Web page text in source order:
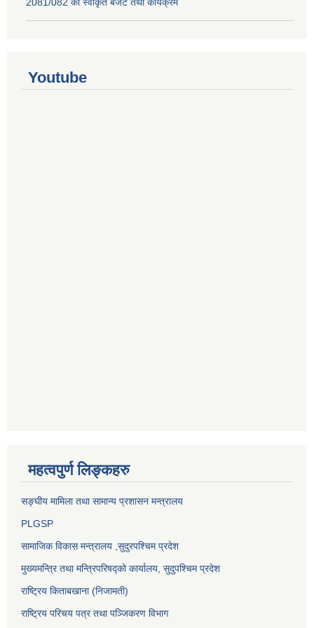
Youtube
महत्वपुर्ण लिङ्कहरु
सङ्‍घीय मामिला तथा सामान्य प्रशासन मन्त्रालय
PLGSP
सामाजिक विकास मन्त्रालय ,सुदुरपश्चिम प्रदेश
मुख्यमन्त्रि तथा मन्त्रिपरिषद्को कार्यालय, सुदुपश्चिम प्रदेश
राष्ट्रिय किताबखाना (निजामती)
राष्ट्रिय परिचय पत्र तथा पञ्जिकरण विभाग